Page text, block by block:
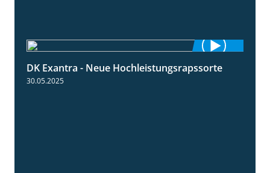
2:15
DK Exantra - Neue Hochleistungsrapssorte
30.05.2025